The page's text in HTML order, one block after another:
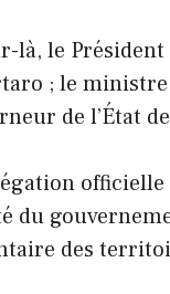
là, le
; le ministre
de l’État
du
des